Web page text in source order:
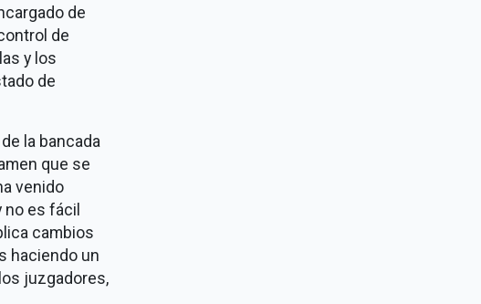
de
de
y los
de
la bancada
que se
venido
es fácil
cambios
haciendo un
juzgadores,